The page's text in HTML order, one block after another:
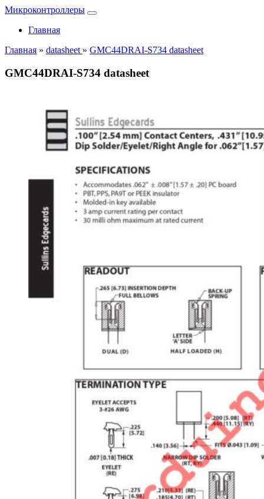
Микроконтроллеры
Главная
Главная » datasheet » GMC44DRAI-S734 datasheet
GMC44DRAI-S734 datasheet